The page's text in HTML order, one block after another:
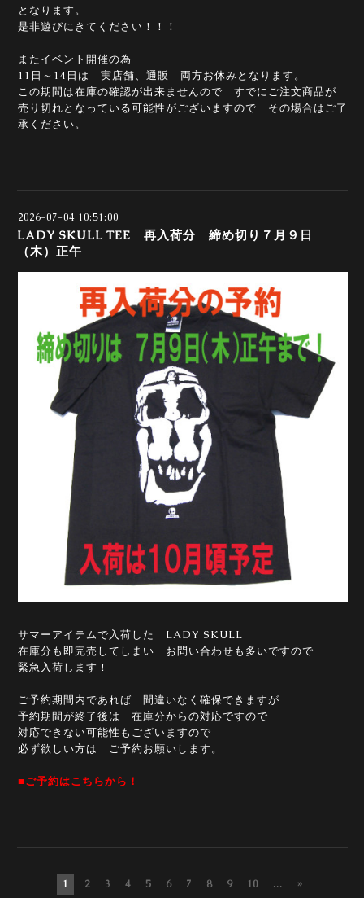
となります。
是非遊びにきてください！！！
またイベント開催の為
11日～14日は 実店舗、通販 両方お休みとなります。
この期間は在庫の確認が出来ませんので すでにご注文商品が
売り切れとなっている可能性がございますので その場合はご了
承ください。
2026-07-04 10:51:00
LADY SKULL TEE 再入荷分 締め切り７月９日
（木）正午
サマーアイテムで入荷した LADY SKULL
在庫分も即完売してしまい お問い合わせも多いですので
緊急入荷します！
ご予約期間内であれば 間違いなく確保できますが
予約期間が終了後は 在庫分からの対応ですので
対応できない可能性もございますので
必ず欲しい方は ご予約お願いします。
■ご予約はこちらから！
1 2 3 4 5 6 7 8 9 10 ... »